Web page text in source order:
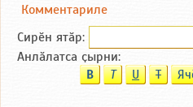
Комментариле
Сирӗн ятӑp:
Анлӑлатса ҫырни:
B T U T